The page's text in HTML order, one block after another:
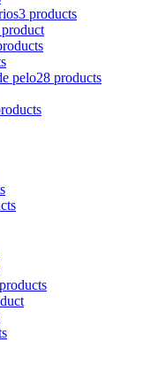
3 products
product
pelo28 products